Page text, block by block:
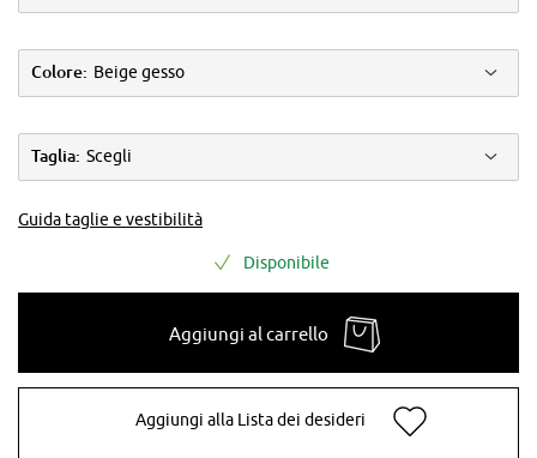
Colore: Beige gesso
Taglia: Scegli
Guida taglie e vestibilità
Disponibile
Aggiungi al carrello
Aggiungi alla Lista dei desideri